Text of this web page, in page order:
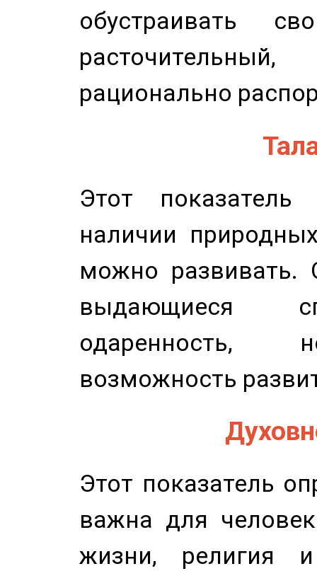
обустраивать
рационально
Этот показатель
наличии
можно развивать.
выдающиеся
одаренность,
возможность
Этот показатель
важна для
жизни, религия